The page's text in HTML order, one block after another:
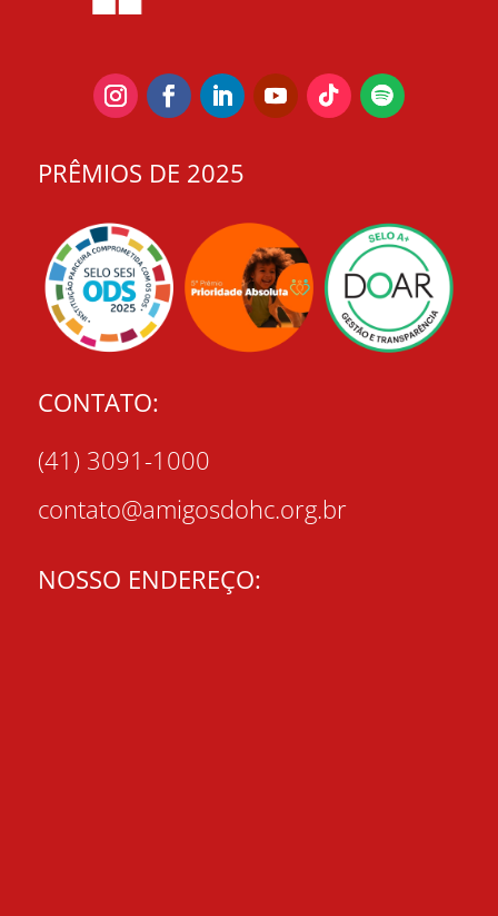
PRÊMIOS DE 2025
CONTATO:
(41) 3091-1000
contato@amigosdohc.org.br
NOSSO ENDEREÇO: